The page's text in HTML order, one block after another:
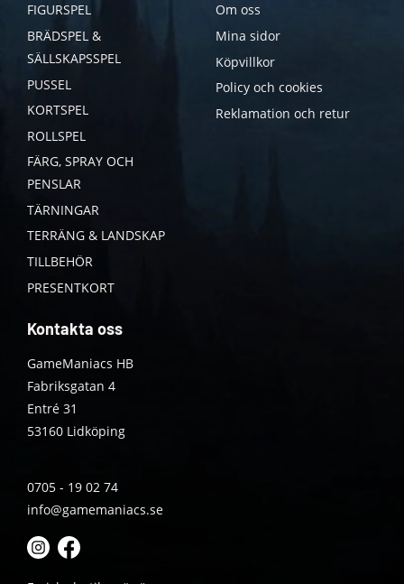
FIGURSPEL
BRÄDSPEL &
SÄLLSKAPSSPEL
PUSSEL
KORTSPEL
ROLLSPEL
FÄRG, SPRAY OCH
PENSLAR
TÄRNINGAR
TERRÄNG & LANDSKAP
TILLBEHÖR
PRESENTKORT
Om oss
Mina sidor
Köpvillkor
Policy och cookies
Reklamation och retur
Kontakta oss
GameManiacs HB
Fabriksgatan 4
Entré 31
53160 Lidköping
0705 - 19 02 74
info@gamemaniacs.se